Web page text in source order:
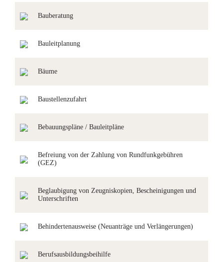
Bauberatung
Bauleitplanung
Bäume
Baustellenzufahrt
Bebauungspläne / Bauleitpläne
Befreiung von der Zahlung von Rundfunkgebühren
(GEZ)
Beglaubigung von Zeugniskopien, Bescheinigungen und
Unterschriften
Behindertenausweise (Neuanträge und Verlängerungen)
Berufsausbildungsbeihilfe